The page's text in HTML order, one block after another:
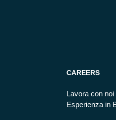
CAREERS
Lavora con noi
Esperienza in